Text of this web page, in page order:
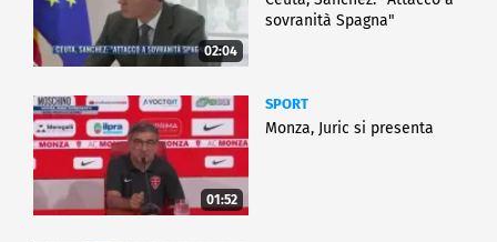
02:04
sovranità Spagna"
01:52
SPORT
Monza, Juric si presenta